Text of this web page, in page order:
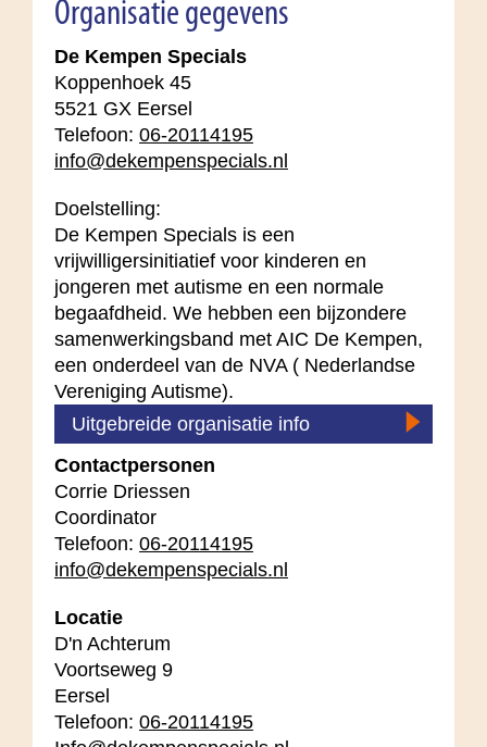
Organisatie gegevens
De Kempen Specials
Koppenhoek 45
5521 GX Eersel
Telefoon: 06-20114195
info@dekempenspecials.nl
Doelstelling:
De Kempen Specials is een
vrijwilligersinitiatief voor kinderen en
jongeren met autisme en een normale
begaafdheid. We hebben een bijzondere
samenwerkingsband met AIC De Kempen,
een onderdeel van de NVA ( Nederlandse
Vereniging Autisme).
Uitgebreide organisatie info
Contactpersonen
Corrie Driessen
Coordinator
Telefoon: 06-20114195
info@dekempenspecials.nl
Locatie
D'n Achterum
Voortseweg 9
Eersel
Telefoon: 06-20114195